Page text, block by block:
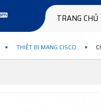
TRANG CHỦ
THIẾT BỊ MẠNG CISCO